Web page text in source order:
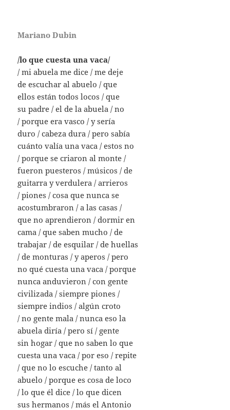
Mariano Dubin
/lo que cuesta una vaca/
/ mi abuela me dice / me deje
de escuchar al abuelo / que
ellos están todos locos / que
su padre / el de la abuela / no
/ porque era vasco / y sería
duro / cabeza dura / pero sabía
cuánto valía una vaca / estos no
/ porque se criaron al monte /
fueron puesteros / músicos / de
guitarra y verdulera / arrieros
/ piones / cosa que nunca se
acostumbraron / a las casas /
que no aprendieron / dormir en
cama / que saben mucho / de
trabajar / de esquilar / de huellas
/ de monturas / y aperos / pero
no qué cuesta una vaca / porque
nunca anduvieron / con gente
civilizada / siempre piones /
siempre indios / algún croto
/ no gente mala / nunca eso la
abuela diría / pero sí / gente
sin hogar / que no saben lo que
cuesta una vaca / por eso / repite
/ que no lo escuche / tanto al
abuelo / porque es cosa de loco
/ lo que él dice / lo que dicen
sus hermanos / más el Antonio